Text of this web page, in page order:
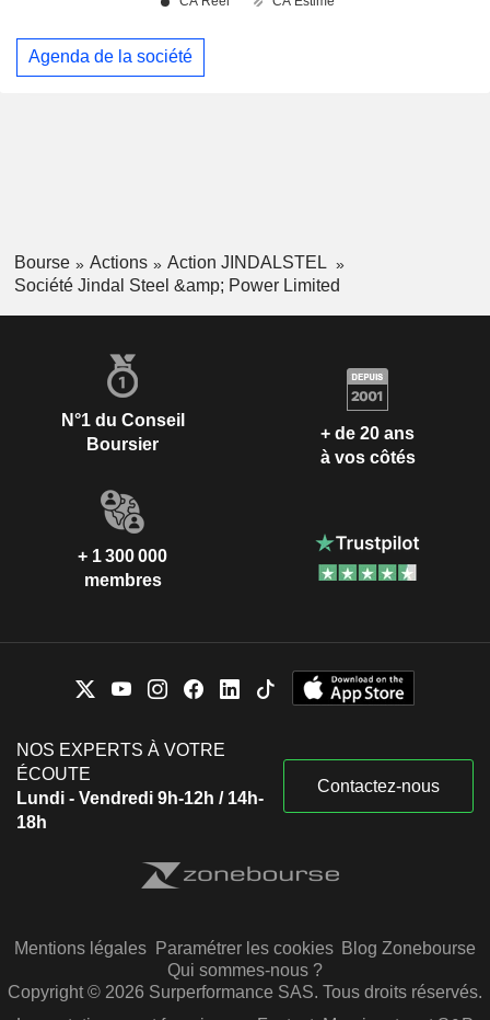
Agenda de la société
Bourse Actions
Action JINDALSTEL
Société Jindal Steel &amp; Power Limited
N°1 du Conseil
Boursier
+ de 20 ans
à vos côtés
+ 1 300 000
membres
NOS EXPERTS À VOTRE
ÉCOUTE
Lundi - Vendredi 9h-12h / 14h-
18h
Contactez-nous
Mentions légales Paramétrer les cookies Blog Zonebourse
Qui sommes-nous ?
Copyright © 2026 Surperformance SAS. Tous droits réservés.